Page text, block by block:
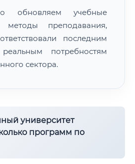
обновляем учебные
преподавания,
последним
потребностям
сектора.
университет
программ по